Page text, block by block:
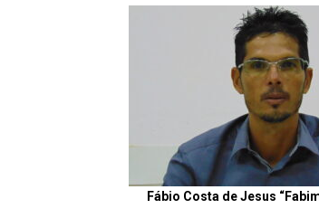
Fábio Costa de Jesus